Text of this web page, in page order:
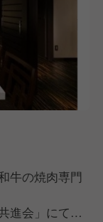
牛の焼肉専門
進会」にて日